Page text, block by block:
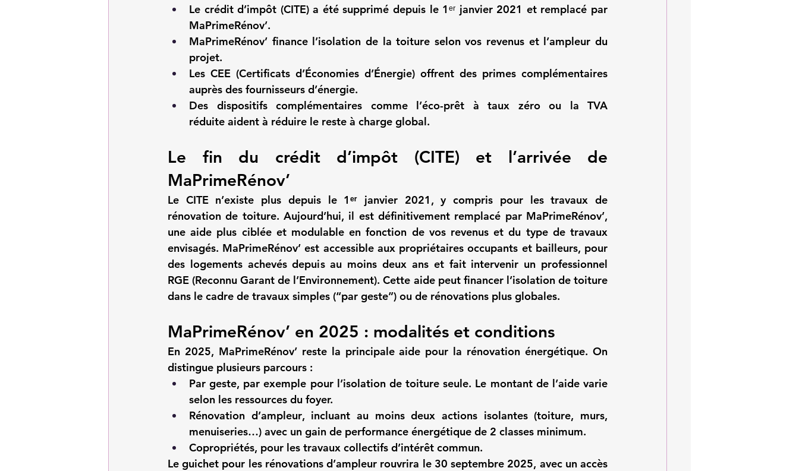
Le crédit d’impôt (CITE)
MaPrimeRénov’.
MaPrimeRénov’ finance l’isolation de la toiture selon vos revenus et l’ampleur du
projet.
Les CEE (Certificats d’Économies d’Énergie) offrent des primes complémentaires
auprès des fournisseurs d’énergie.
Des dispositifs complémentaires comme l’éco-prêt à taux zéro ou la TVA
réduite aident à réduire le reste à charge global.
Le fin du crédit d’impôt (CITE) et l’arrivée de
MaPrimeRénov’
Le CITE n’existe plus depuis le 1ᵉʳ janvier 2021 , y compris pour les travaux de
rénovation de toiture. Aujourd’hui, il est définitivement remplacé par MaPrimeRénov’,
une aide plus ciblée et modulable en fonction de vos revenus et du type de travaux
envisagés. MaPrimeRénov’ est accessible aux propriétaires occupants et bailleurs, pour
RGE (Reconnu Garant de l’Environnement). Cette aide peut financer l’isolation de toiture
dans le cadre de travaux simples (“par geste”) ou de rénovations plus globales.
MaPrimeRénov’ en 2025 : modalités et conditions
En 2025, MaPrimeRénov’ reste la principale aide pour la rénovation énergétique. On
distingue plusieurs parcours :
Par geste, par exemple pour l’isolation de toiture seule. Le montant de l’aide varie
selon les ressources du foyer.
Rénovation d’ampleur, incluant au moins deux actions isolantes (toiture, murs,
menuiseries…) avec un gain de performance énergétique de 2 classes minimum.
Copropriétés, pour les travaux collectifs d’intérêt commun.
Le guichet pour les rénovations d’ampleur rouvrira le 30 septembre 2025, avec un accès